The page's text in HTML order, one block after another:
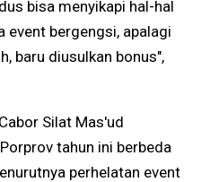
bisa menyikapi hal-hal
event bergengsi, apalagi
baru diusulkan bonus",
Silat Mas'ud
tahun ini berbeda
perhelatan event